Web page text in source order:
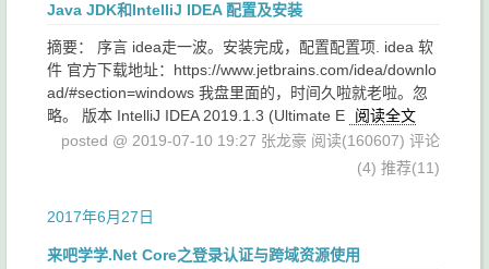
Java JDK和IntelliJ IDEA 配置及安装
摘要： 序言 idea走一波。安装完成，配置配置项. idea 软
件 官方下载地址：https://www.jetbrains.com/idea/downlo
ad/#section=windows 我盘里面的，时间久啦就老啦。忽
略。 版本 IntelliJ IDEA 2019.1.3 (Ultimate E
阅读全文
posted @ 2019-07-10 19:27 张龙豪 阅读(160607) 评论
(4) 推荐(11)
2017年6月27日
来吧学学.Net Core之登录认证与跨域资源使用